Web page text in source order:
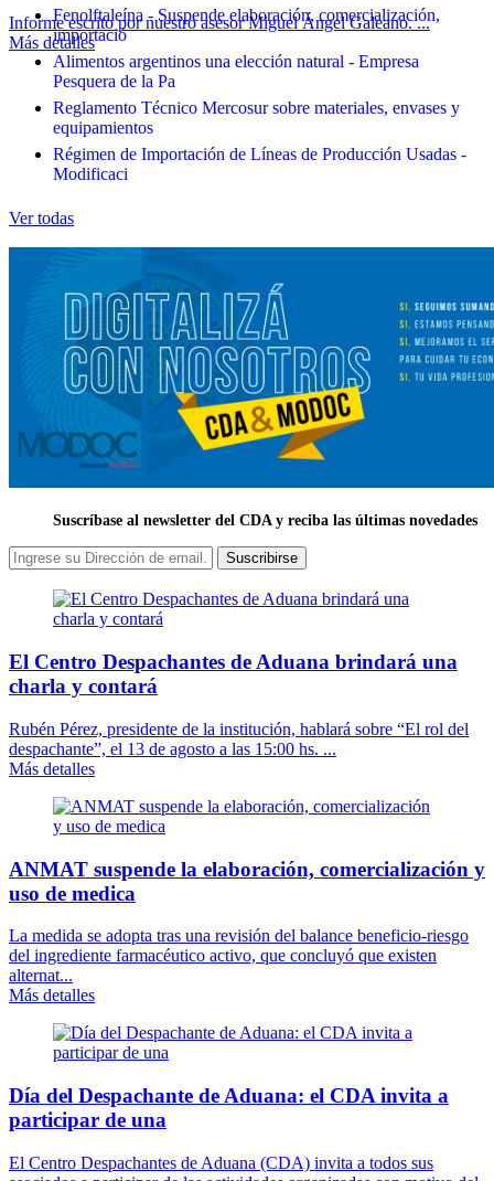
Informe escrito por nuestro asesor Miguel Ángel Galeano. ...
Más detalles
Fenolftaleína - Suspende elaboración, comercialización,
importació
Alimentos argentinos una elección natural - Empresa
Pesquera de la Pa
Reglamento Técnico Mercosur sobre materiales, envases y
equipamientos
Régimen de Importación de Líneas de Producción Usadas -
Modificaci
Ver todas
Suscríbase al newsletter del CDA y reciba las últimas novedades
Suscribirse
El Centro Despachantes de Aduana brindará una
charla y contará
Rubén Pérez, presidente de la institución, hablará sobre “El rol del
despachante”, el 13 de agosto a las 15:00 hs. ...
Más detalles
ANMAT suspende la elaboración, comercialización y
uso de medica
La medida se adopta tras una revisión del balance beneficio-riesgo
del ingrediente farmacéutico activo, que concluyó que existen
alternat...
Más detalles
Día del Despachante de Aduana: el CDA invita a
participar de una
El Centro Despachantes de Aduana (CDA) invita a todos sus